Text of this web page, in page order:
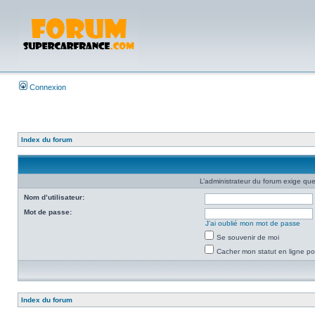
Connexion
Index du forum
L’administrateur du forum exige
Nom d’utilisateur:
Mot de passe:
J’ai oublié mon mot de passe
Se souvenir de moi
Cacher mon statut en ligne
Index du forum